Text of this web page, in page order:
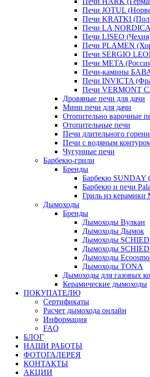
Печи JOTUL
Печи KRATKI
Печи LA
Печи LISEO
Печи PLAMEN
Печи SERGIO
Печи META
Печи-камины
Печи INVICTA
Печи VERMONT
Дровяные печи для дачи
Мини печи для дачи
Отопительно варочные
Отопительные печи
Печи длительного
Печи с водяным
Чугунные печи
Барбекю-грили
Бренды
Барбекю SUNDAY
Барбекю и печи
Гриль из керамики
Дымоходы
Бренды
Дымоходы Вулкан
Дымоходы Дымок
Дымоходы
Дымоходы
Дымоходы
Дымоходы TONA
Дымоходы для газовых
Керамические дымоходы
ПОКУПАТЕЛЮ
Сертификаты
Расчет дымохода онлайн
Информация
FAQ
БЛОГ
НАШИ РАБОТЫ
ФОТОГАЛЕРЕЯ
КОНТАКТЫ
АКЦИИ